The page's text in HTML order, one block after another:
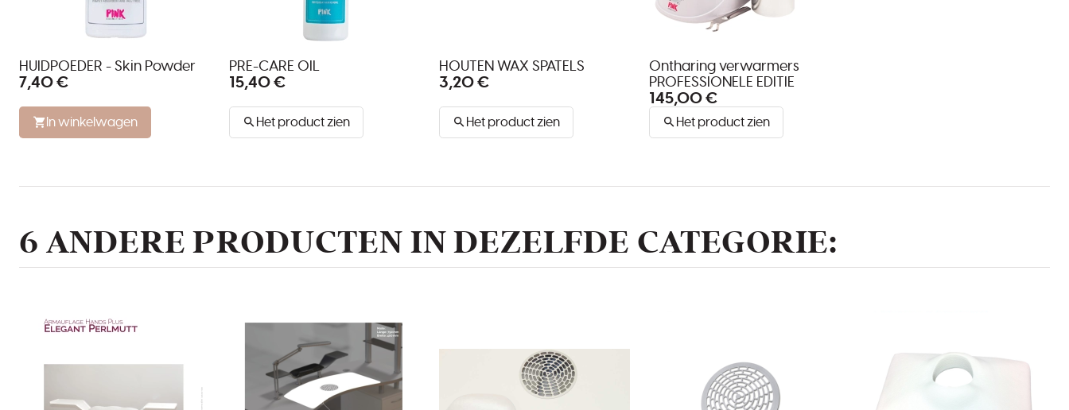
HUIDPOEDER - Skin Powder
7,40 €
In winkelwagen
PRE-CARE OIL
15,40 €
Het product zien
HOUTEN WAX SPATELS
3,20 €
Het product zien
Ontharing verwarmers
PROFESSIONELE EDITIE
145,00 €
Het product zien
6 ANDERE PRODUCTEN IN DEZELFDE CATEGORIE: